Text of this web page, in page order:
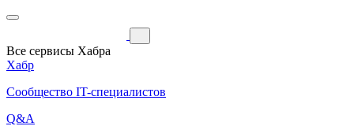
Все сервисы Хабра
Хабр
Сообщество IT-специалистов
Q&A